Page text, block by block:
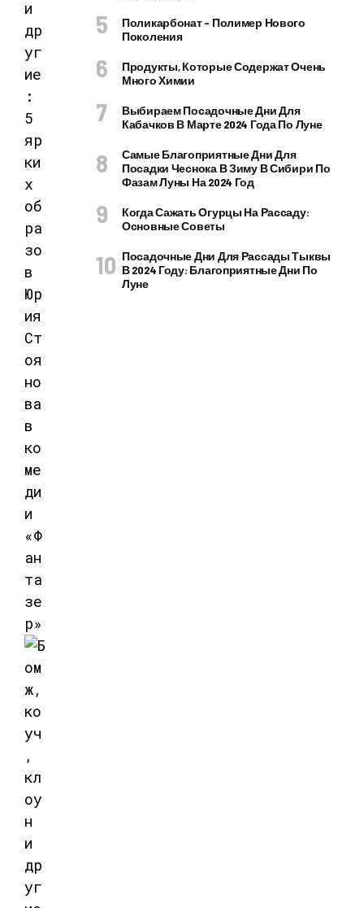
Поликарбонат – Полимер Нового
Поколения
Продукты, Которые Содержат Очень
Много Химии
Выбираем Посадочные Дни Для
Кабачков В Марте 2024 Года По Луне
Самые Благоприятные Дни Для
Посадки Чеснока В Зиму В Сибири По
Фазам Луны На 2024 Год
Когда Сажать Огурцы На Рассаду:
Основные Советы
Посадочные Дни Для Рассады Тыквы
В 2024 Году: Благоприятные Дни По
Луне